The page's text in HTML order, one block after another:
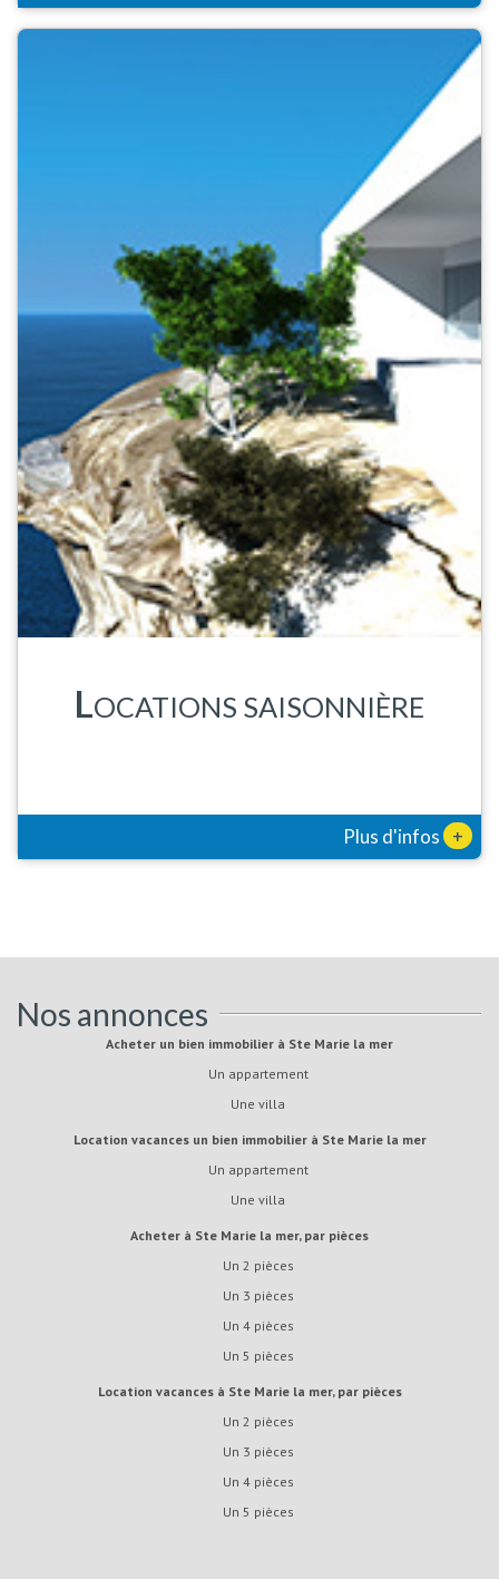
LOCATIONS SAISONNIÈRE
Plus d'infos +
Nos annonces
Acheter un bien immobilier à Ste Marie la mer
Un appartement
Une villa
Location vacances un bien immobilier à Ste Marie la mer
Un appartement
Une villa
Acheter à Ste Marie la mer, par pièces
Un 2 pièces
Un 3 pièces
Un 4 pièces
Un 5 pièces
Location vacances à Ste Marie la mer, par pièces
Un 2 pièces
Un 3 pièces
Un 4 pièces
Un 5 pièces